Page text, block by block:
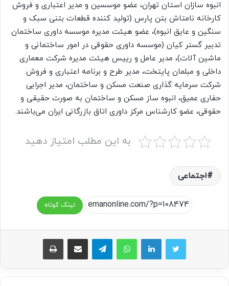
انبوه سازان استان تهران، عضو موسسین و مدیر اعتباری و فروش
کارخانه نامتاش بتن پارس (تولید کننده قطعات بتنی سبک و
سنگین و عایق انبوه)، عضو هیئت مدیره موسسه داوری ساختمان
تدبیر گستر کیان (موسسه داوری حقوقی در امور ساختمانی و
ماشین آلات)، مدیر عامل و رییس هیئت مدیره شرکت معماری
داخلی و مبلمان پایتخت، مدیر طرح و برنامه اعتباری و فروش
شرکت سرمایه گذاری صنعت مسکن و ساختمان، مدیر اجرایی
حفاری عمیق، انبوه ساز مسکن و ساختمان به صورت حقیقی و
حقوقی، عضو کارشناس مرکز داوری اتاق بازرگانی ایران می‌باشند.
به این مطلب امتیاز دهید
اجتماعی
لینک کوتاه
واتس آپ تلگرام اشتراک گذاری از طریق ایمیل چاپ